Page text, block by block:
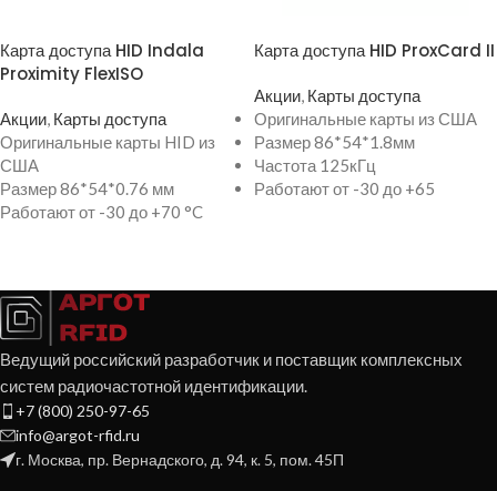
Карта доступа HID Indala
Proximity FlexISO
Акции, Карты доступа
Оригинальные карты HID из
США
Размер 86*54*0.76 мм
Работают от -30 до +70 °C
Карта доступа HID ProxCard II
Акции, Карты доступа
Оригинальные карты из США
Размер 86*54*1.8мм
Частота 125кГц
Работают от -30 до +65
Ведущий российский разработчик и поставщик комплексных
систем радиочастотной идентификации.
+7 (800) 250-97-65
info@argot-rfid.ru
г. Москва, пр. Вернадского, д. 94, к. 5, пом. 45П